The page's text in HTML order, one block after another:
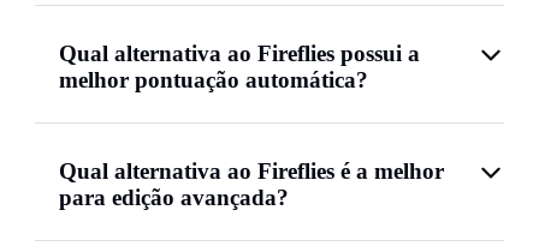
Qual alternativa ao Fireflies possui a
melhor pontuação automática?
Qual alternativa ao Fireflies é a melhor
para edição avançada?